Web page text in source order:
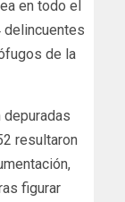
en todo el
delincuentes
de la
resultaron
figurar